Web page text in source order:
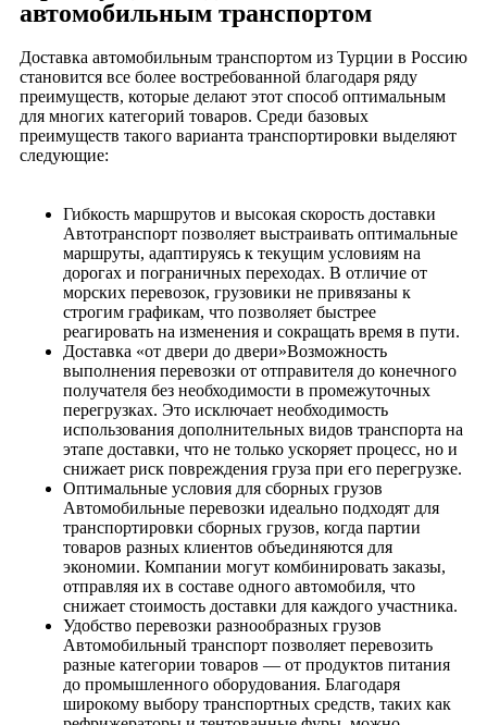
автомобильным транспортом
Доставка автомобильным транспортом из Турции в Россию
становится все более востребованной благодаря ряду
преимуществ, которые делают этот способ оптимальным
для многих категорий товаров. Среди базовых
преимуществ такого варианта транспортировки выделяют
следующие:
Гибкость маршрутов и высокая скорость доставки
Автотранспорт позволяет выстраивать оптимальные
маршруты, адаптируясь к текущим условиям на
дорогах и пограничных переходах. В отличие от
морских перевозок, грузовики не привязаны к
строгим графикам, что позволяет быстрее
реагировать на изменения и сокращать время в пути.
Доставка «от двери до двери»Возможность
выполнения перевозки от отправителя до конечного
получателя без необходимости в промежуточных
перегрузках. Это исключает необходимость
использования дополнительных видов транспорта на
этапе доставки, что не только ускоряет процесс, но и
снижает риск повреждения груза при его перегрузке.
Оптимальные условия для сборных грузов
Автомобильные перевозки идеально подходят для
транспортировки сборных грузов, когда партии
товаров разных клиентов объединяются для
экономии. Компании могут комбинировать заказы,
отправляя их в составе одного автомобиля, что
снижает стоимость доставки для каждого участника.
Удобство перевозки разнообразных грузов
Автомобильный транспорт позволяет перевозить
разные категории товаров — от продуктов питания
до промышленного оборудования. Благодаря
широкому выбору транспортных средств, таких как